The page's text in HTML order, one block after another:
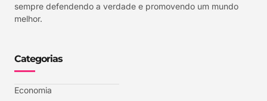
sempre defendendo a verdade e promovendo um mundo
melhor.
Categorias
Economia